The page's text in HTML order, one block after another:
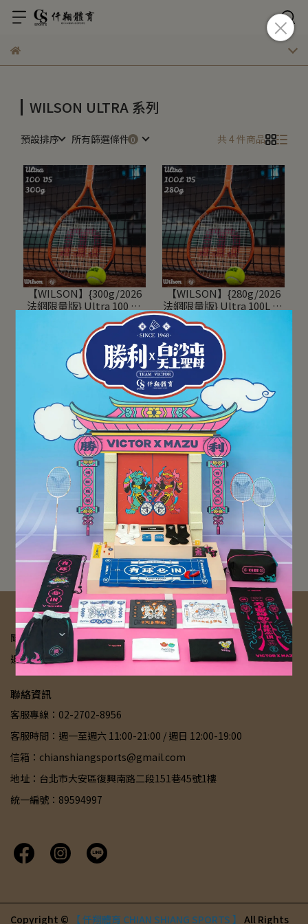
WILSON ULTRA 系列
預設排序 所有篩選條件 共 4 件商品
【WILSON】{300g/2026
法網限量版} Ultra 100 V5
Roland-Garros 2026 網球
NT$9,500
加入購物車
【WILSON】{280g/2026
法網限量版} Ultra 100L V5
Roland-Garros 2026 網球
拍
NT$7,600
加入購物車
【WILSON】{ULTRA 2025
第五代/260g} ULTRA
100UL V5 網球拍
NT$6,900 NT$11,500
加入購物車
【WILSON】{ULTRA 2025
第五代/300g} ULTRA 100
V5 網球拍
NT$7,200NT$12,000
加入購物車
關於我們 客服中心 我的帳戶 服務條款
配送常見問題
退款政策 隱私政策
聯絡資訊
客服專線：02-2702-8956
客服時間：週一至週六 11:00-21:00 / 週日 12:00-19:00
信箱：chianshiangsports@gmail.com
地址：台北市大安區復興南路二段151巷45號1樓
統一編號：89594997
Copyright © 【 仟翔體育 CHIAN SHIANG SPORTS 】 All Rights